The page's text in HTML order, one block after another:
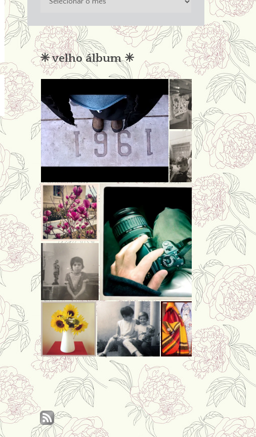
condena
✳︎ velho álbum ✳︎